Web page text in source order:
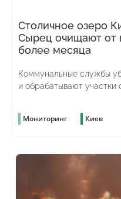
Столичное озеро
Сырец очищают от
более месяца
Коммунальные службы
и обрабатывают участки
Мониторинг Киев